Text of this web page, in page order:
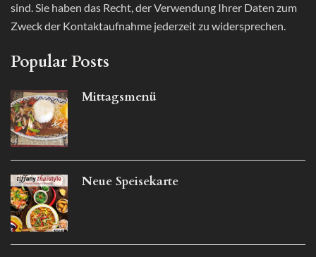
sind. Sie haben das Recht, der Verwendung Ihrer Daten zum
Zweck der Kontaktaufnahme jederzeit zu widersprechen.
Popular Posts
Mittagsmenü
Neue Speisekarte